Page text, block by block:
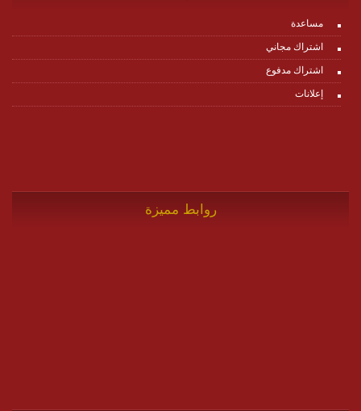
مساعدة
اشتراك مجاني
اشتراك مدفوع
إعلانات
روابط مميزة